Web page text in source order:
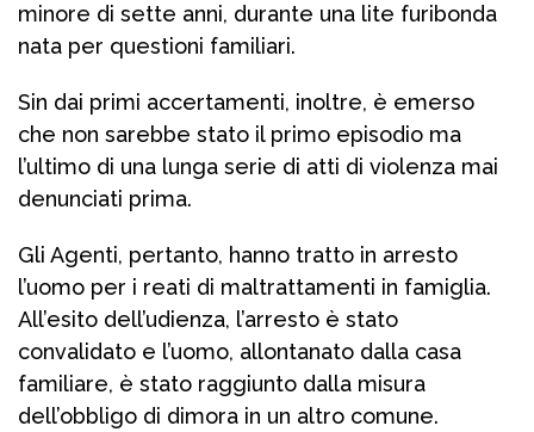
minore di sette anni, durante una lite furibonda
nata per questioni familiari.
Sin dai primi accertamenti, inoltre, è emerso
che non sarebbe stato il primo episodio ma
l’ultimo di una lunga serie di atti di violenza mai
denunciati prima.
Gli Agenti, pertanto, hanno tratto in arresto
l’uomo per i reati di maltrattamenti in famiglia.
All’esito dell’udienza, l’arresto è stato
convalidato e l’uomo, allontanato dalla casa
familiare, è stato raggiunto dalla misura
dell’obbligo di dimora in un altro comune.